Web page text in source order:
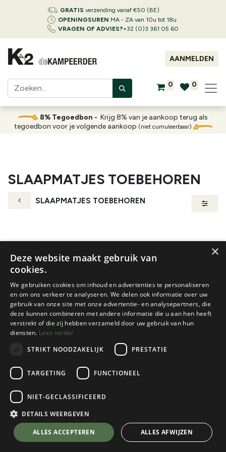
GRATIS verzending vanaf €50 (BE)
OPENINGSUREN MA - ZA van 10u tot 18u
VRAGEN OF ADVIES?+32 (0)3 361 05 60
AANMELDEN
0 0
8% Tegoedbon - Krijg 8% van je aankoop terug als
tegoedbon voor je volgende aankoop (niet cumuleerbaar)
SLAAPMATJES TOEBEHOREN
SLAAPMATJES TOEBEHOREN
Thermarest
MATTRESS LOOP KIT
1 color(s) available
€11,95
Sea To Summit
1 color(s) available
×
Deze website maakt gebruik van
cookies.
We gebruiken cookies om inhoud en advertenties te personaliseren
en om ons verkeer te analyseren. We delen ook informatie over uw
gebruik van onze site met onze advertentie- en analysepartners, die
deze kunnen combineren met andere informatie die u aan hen heeft
verstrekt of die zij hebben verzameld door uw gebruik van hun
diensten. Lees verder
STRIKT NOODZAKELIJK
PRESTATIE
TARGETING FUNCTIONEEL
NIET-GECLASSIFICEERD
DETAILS WEERGEVEN
ALLES ACCEPTEREN ALLES AFWIJZEN